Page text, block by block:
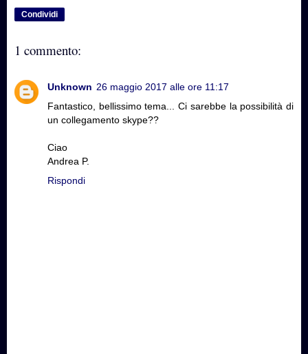
Condividi
1 commento:
Unknown 26 maggio 2017 alle ore 11:17
Fantastico, bellissimo tema... Ci sarebbe la possibilità di
un collegamento skype??
Ciao
Andrea P.
Rispondi